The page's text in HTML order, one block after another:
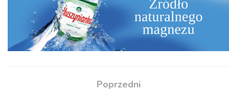
Poprzedni